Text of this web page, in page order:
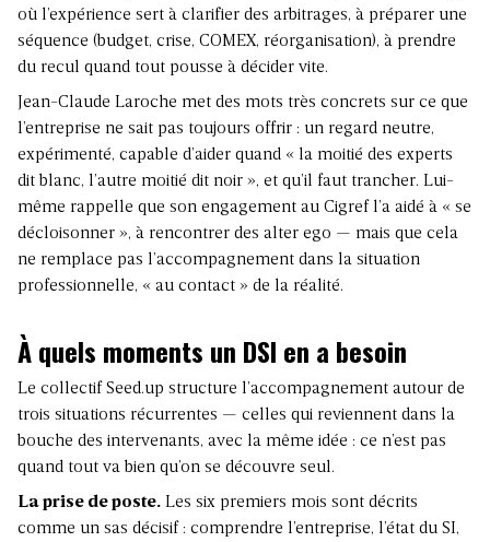
où l’expérience sert à clarifier des arbitrages, à préparer une
séquence (budget, crise, COMEX, réorganisation), à prendre
du recul quand tout pousse à décider vite.
Jean-Claude Laroche met des mots très concrets sur ce que
l’entreprise ne sait pas toujours offrir : un regard neutre,
expérimenté, capable d’aider quand « la moitié des experts
dit blanc, l’autre moitié dit noir », et qu’il faut trancher. Lui-
même rappelle que son engagement au Cigref l’a aidé à « se
décloisonner », à rencontrer des alter ego — mais que cela
ne remplace pas l’accompagnement dans la situation
professionnelle, « au contact » de la réalité.
À quels moments un DSI en a besoin
Le collectif Seed.up structure l’accompagnement autour de
trois situations récurrentes — celles qui reviennent dans la
bouche des intervenants, avec la même idée : ce n’est pas
quand tout va bien qu’on se découvre seul.
La prise de poste. Les six premiers mois sont décrits
comme un sas décisif : comprendre l’entreprise, l’état du SI,